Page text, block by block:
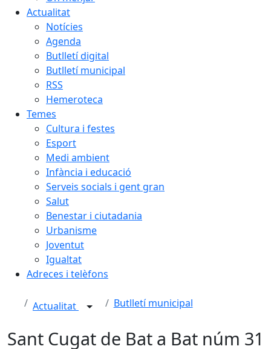
Actualitat
Notícies
Agenda
Butlletí digital
Butlletí municipal
RSS
Hemeroteca
Temes
Cultura i festes
Esport
Medi ambient
Infància i educació
Serveis socials i gent gran
Salut
Benestar i ciutadania
Urbanisme
Joventut
Igualtat
Adreces i telèfons
Actualitat Butlletí municipal
Sant Cugat de Bat a Bat núm 31